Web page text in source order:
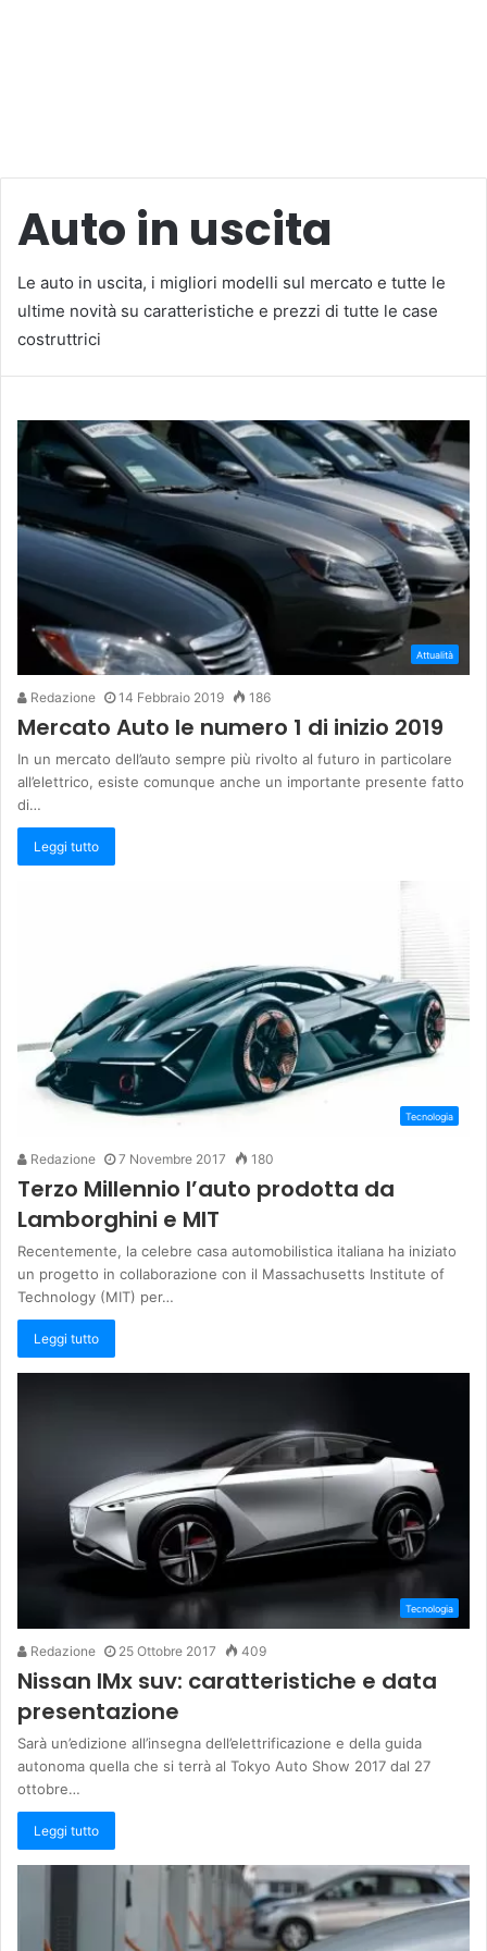
Auto in uscita
Le auto in uscita, i migliori modelli sul mercato e tutte le
ultime novità su caratteristiche e prezzi di tutte le case
costruttrici
Attualità
Redazione 14 Febbraio 2019 186
Mercato Auto le numero 1 di inizio 2019
In un mercato dell’auto sempre più rivolto al futuro in particolare
all’elettrico, esiste comunque anche un importante presente fatto
di…
Leggi tutto
Tecnologia
Redazione 7 Novembre 2017 180
Terzo Millennio l’auto prodotta da
Lamborghini e MIT
Recentemente, la celebre casa automobilistica italiana ha iniziato
un progetto in collaborazione con il Massachusetts Institute of
Technology (MIT) per…
Leggi tutto
Tecnologia
Redazione 25 Ottobre 2017 409
Nissan IMx suv: caratteristiche e data
presentazione
Sarà un’edizione all’insegna dell’elettrificazione e della guida
autonoma quella che si terrà al Tokyo Auto Show 2017 dal 27
ottobre…
Leggi tutto